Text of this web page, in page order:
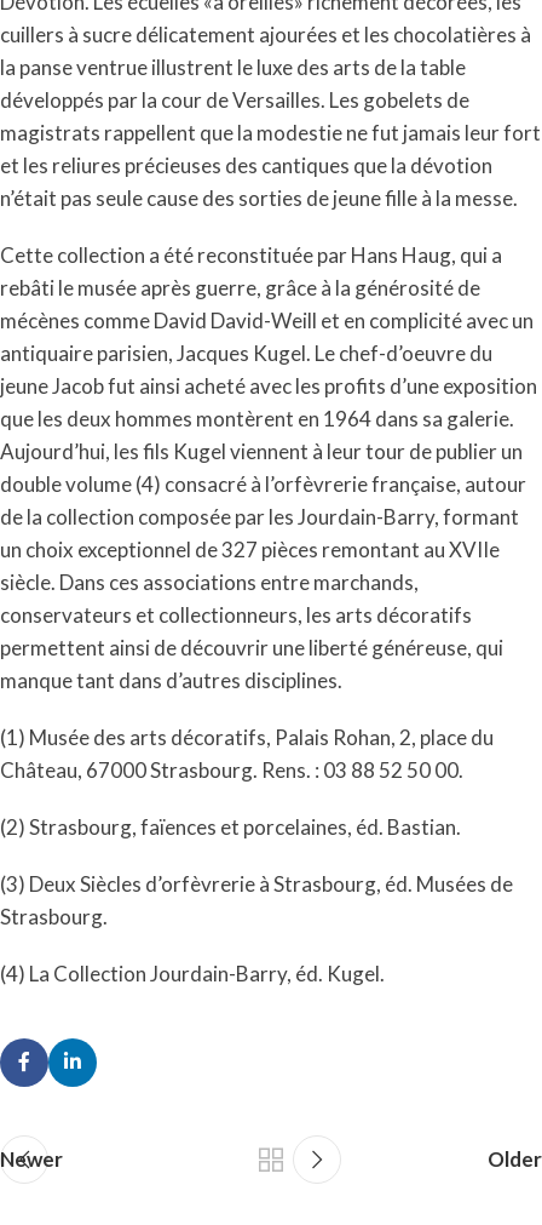
cuillers à sucre délicatement ajourées et les chocolatières à
la panse ventrue illustrent le luxe des arts de la table
développés par la cour de Versailles. Les gobelets de
magistrats rappellent que la modestie ne fut jamais leur fort
et les reliures précieuses des cantiques que la dévotion
n’était pas seule cause des sorties de jeune fille à la messe.
Cette collection a été reconstituée par Hans Haug, qui a
rebâti le musée après guerre, grâce à la générosité de
mécènes comme David David-Weill et en complicité avec un
antiquaire parisien, Jacques Kugel. Le chef-d’oeuvre du
jeune Jacob fut ainsi acheté avec les profits d’une exposition
que les deux hommes montèrent en 1964 dans sa galerie.
Aujourd’hui, les fils Kugel viennent à leur tour de publier un
double volume (4) consacré à l’orfèvrerie française, autour
de la collection composée par les Jourdain-Barry, formant
un choix exceptionnel de 327 pièces remontant au XVIIe
siècle. Dans ces associations entre marchands,
conservateurs et collectionneurs, les arts décoratifs
permettent ainsi de découvrir une liberté généreuse, qui
manque tant dans d’autres disciplines.
(1) Musée des arts décoratifs, Palais Rohan, 2, place du
Château, 67000 Strasbourg. Rens. : 03 88 52 50 00.
(2) Strasbourg, faïences et porcelaines, éd. Bastian.
(3) Deux Siècles d’orfèvrerie à Strasbourg, éd. Musées de
Strasbourg.
(4) La Collection Jourdain-Barry, éd. Kugel.
Newer Older